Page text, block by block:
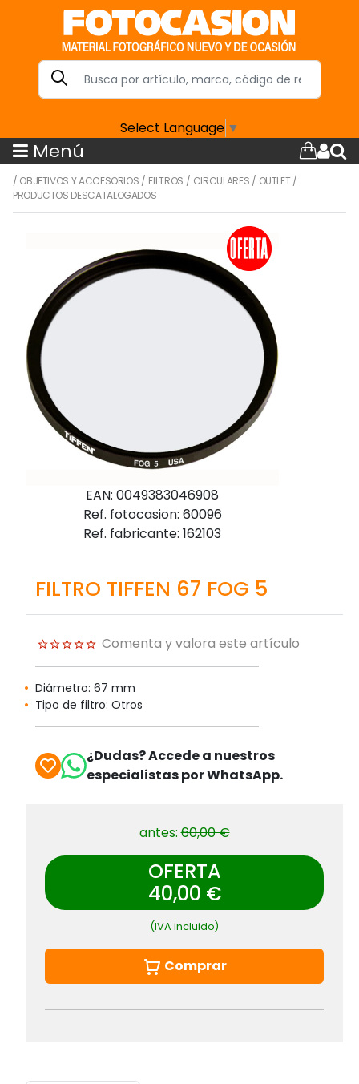
Select Language ▼
Menú
/ OBJETIVOS Y ACCESORIOS / FILTROS / CIRCULARES / OUTLET/
PRODUCTOS DESCATALOGADOS
EAN: 0049383046908
Ref. fotocasion: 60096
Ref. fabricante: 162103
FILTRO TIFFEN 67 FOG 5
Comenta y valora este artículo
Diámetro: 67 mm
Tipo de filtro: Otros
¿Dudas? Accede a nuestros
especialistas por WhatsApp.
antes:60,00 €
OFERTA
40,00 €
(IVA incluido)
Comprar